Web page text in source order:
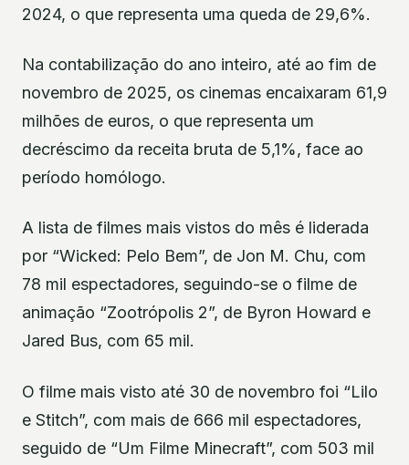
2024, o que representa uma queda de 29,6%.
Na contabilização do ano inteiro, até ao fim de
novembro de 2025, os cinemas encaixaram 61,9
milhões de euros, o que representa um
decréscimo da receita bruta de 5,1%, face ao
período homólogo.
A lista de filmes mais vistos do mês é liderada
por “Wicked: Pelo Bem”, de Jon M. Chu, com
78 mil espectadores, seguindo-se o filme de
animação “Zootrópolis 2”, de Byron Howard e
Jared Bus, com 65 mil.
O filme mais visto até 30 de novembro foi “Lilo
e Stitch”, com mais de 666 mil espectadores,
seguido de “Um Filme Minecraft”, com 503 mil